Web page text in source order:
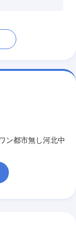
ン都市無し河北中